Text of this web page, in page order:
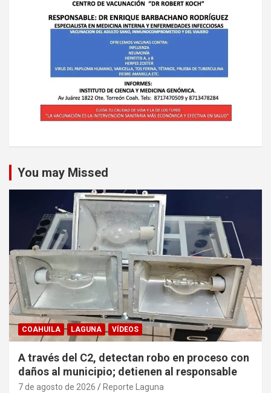
You may Missed
COAHUILA LAGUNA VÍDEOS
A través del C2, detectan robo en proceso con
daños al municipio; detienen al responsable
7 de agosto de 2026 Reporte Laguna